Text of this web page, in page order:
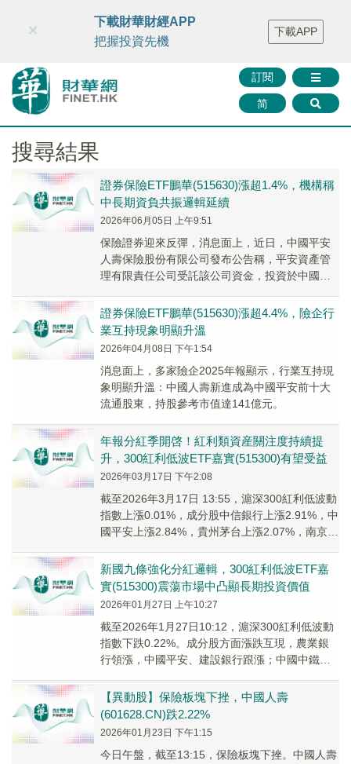
財華智庫網 FINTV FINMETA 財華證券 媒體矩陣
智庫沙龍
聯絡我們
訂閱
简
×
下載財華財經APP
把握投資先機
下載APP
搜尋結果
證券保險ETF鵬華(515630)漲超1.4%，機構稱
中長期資負共振邏輯延續
2026年06月05日 上午9:51
保險證券迎來反彈，消息面上，近日，中國平安
人壽保險股份有限公司發布公告稱，平安資產管
理有限責任公司受託該公司資金，投資於中國人
證券保險ETF鵬華(515630)漲超4.4%，險企行
業互持現象明顯升溫
2026年04月08日 下午1:54
消息面上，多家險企2025年報顯示，行業互持現
象明顯升溫：中國人壽新進成為中國平安前十大
流通股東，持股參考市值達141億元。
年報分紅季開啓！紅利類資産關注度持續提
升，300紅利低波ETF嘉實(515300)有望受益
2026年03月17日 下午2:08
截至2026年3月17日 13:55，滬深300紅利低波動
指數上漲0.01%，成分股中信銀行上漲2.91%，中
國平安上漲2.84%，貴州茅台上漲2.07%，南京銀
新國九條強化分紅邏輯，300紅利低波ETF嘉
實(515300)震蕩市場中凸顯長期投資價值
2026年01月27日 上午10:27
截至2026年1月27日10:12，滬深300紅利低波動
指數下跌0.22%。成分股方面漲跌互現，農業銀
行領漲，中國平安、建設銀行跟漲；中國中鐵領
【異動股】保險板塊下挫，中國人壽
(601628.CN)跌2.22%
2026年01月23日 下午1:15
今日午盤，截至13:15，保險板塊下挫。中國人壽